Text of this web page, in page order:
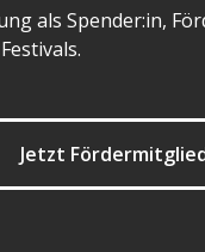
als Spender:in,
Jetzt